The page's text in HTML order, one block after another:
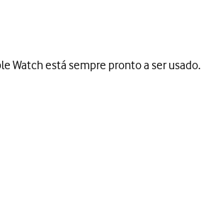
Watch está sempre pronto a ser usado.